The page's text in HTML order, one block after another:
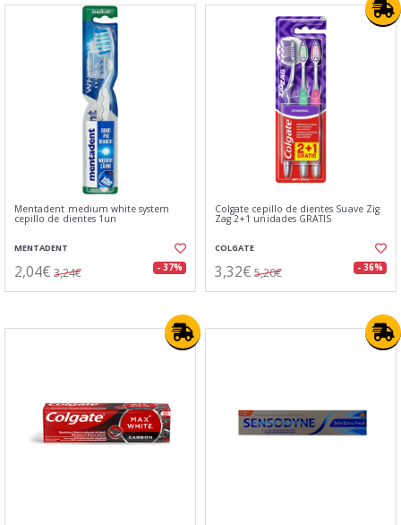
Mentadent medium white system
cepillo de dientes 1un
MENTADENT
2,04€ 3,24€ - 37%
Colgate cepillo de dientes Suave Zig
Zag 2+1 unidades GRATIS
COLGATE
3,32€ 5,20€ - 36%